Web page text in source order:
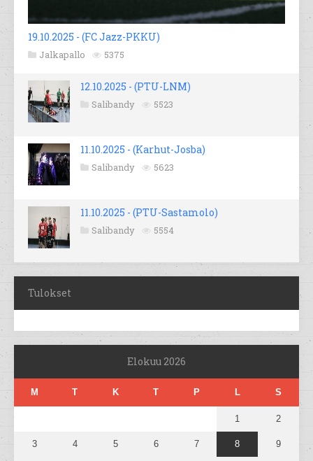
19.10.2025 - (FC Jazz-PKKU)
Jalkapallo 5375
12.10.2025 - (PTU-LNM)
Salibandy 5523
11.10.2025 - (Karhut-Josba)
Salibandy 5623
11.10.2025 - (PTU-Sastamolo)
Salibandy 5554
Tulokset
Elokuu 2026
M T K T P L S
1 2
3 4 5 6 7 8 9